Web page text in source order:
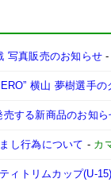
写真販売のお知らせ
横山 夢樹選手
する新商品のお知ら
し行為について - カ
ィトリムカップ(U-